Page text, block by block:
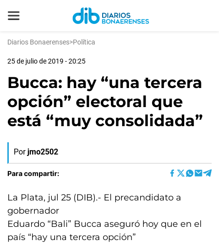
Diarios Bonaerenses>Política
25 de julio de 2019 - 20:25
Bucca: hay “una tercera
opción” electoral que
está “muy consolidada”
Por jmo2502
Para compartir:
La Plata, jul 25 (DIB).- El precandidato a
gobernador
Eduardo “Bali” Bucca aseguró hoy que en el
país “hay una tercera opción”